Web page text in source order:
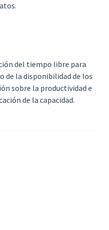
del tiempo libre para
de la disponibilidad de los
sobre la productividad e
de la capacidad.